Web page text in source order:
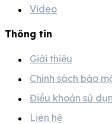
Video
Thông tin
Giới thiệu
Chính sách bảo
Điều khoản sử
Liên hệ